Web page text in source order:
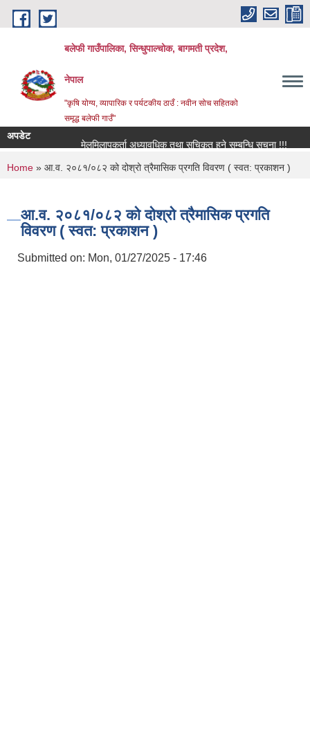
Skip to main content
बलेफी गाउँपालिका, सिन्धुपाल्चोक, बागमती प्रदेश,
नेपाल
"कृषि योग्य, व्यापारिक र पर्यटकीय ठाउँ : नवीन सोच सहितको
समृद्ध बलेफी गाउँ"
अपडेट
मेलमिलापकर्ता अध्यावधिक तथा सूचिकृत हुने सम्बन्धि सूचना !!!
You are here
Home » आ.व. २०८१/०८२ को दोश्रो त्रैमासिक प्रगति विवरण ( स्वत: प्रकाशन )
आ.व. २०८१/०८२ को दोश्रो त्रैमासिक प्रगति
विवरण ( स्वत: प्रकाशन )
Submitted on: Mon, 01/27/2025 - 17:46